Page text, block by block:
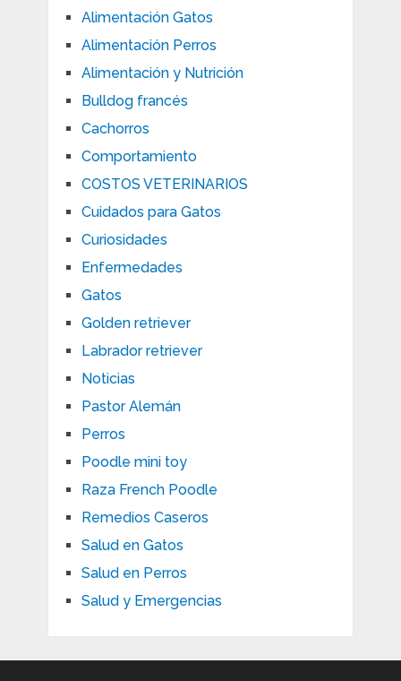
Alimentación Gatos
Alimentación Perros
Alimentación y Nutrición
Bulldog francés
Cachorros
Comportamiento
COSTOS VETERINARIOS
Cuidados para Gatos
Curiosidades
Enfermedades
Gatos
Golden retriever
Labrador retriever
Noticias
Pastor Alemán
Perros
Poodle mini toy
Raza French Poodle
Remedios Caseros
Salud en Gatos
Salud en Perros
Salud y Emergencias